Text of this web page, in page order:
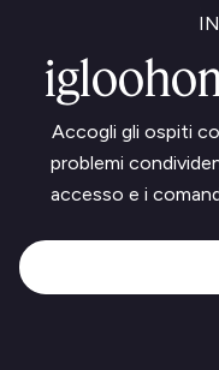
Accogli gli ospiti
problemi
accesso e i